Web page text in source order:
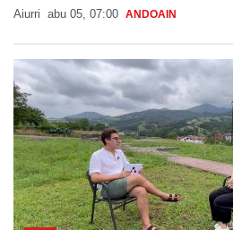
Aiurri abu 05, 07:00 ANDOAIN